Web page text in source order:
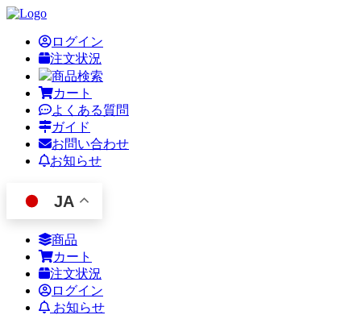
ログイン
注文状況
商品検索
カート
よくある質問
ガイド
お問い合わせ
お知らせ
JA
商品
カート
注文状況
ログイン
お知らせ